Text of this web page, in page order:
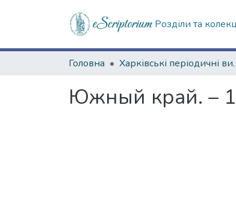
Розділи та
Головна
Южный край. –